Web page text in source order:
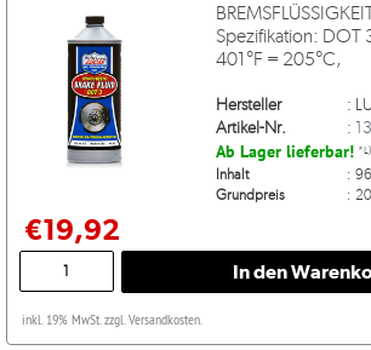
Spezifikation: DOT
401°F = 205°C,
Hersteller :
Artikel-Nr.
:
Ab Lager lieferbar! *L)
Inhalt :
Grundpreis
:
€19,92
inkl. 19% MwSt. zzgl. Versandkosten.